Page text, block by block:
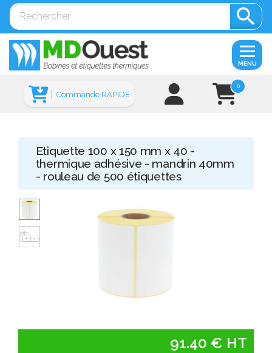

0
Commande RAPIDE
MENU
Etiquette 100 x 150 mm x 40 -
thermique adhésive - mandrin 40mm
- rouleau de 500 étiquettes
91.40 € HT